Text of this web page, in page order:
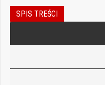
SPIS TREŚCI